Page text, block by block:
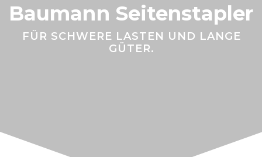
Baumann Seitenstapler
FÜR SCHWERE LASTEN UND LANGE
GÜTER.